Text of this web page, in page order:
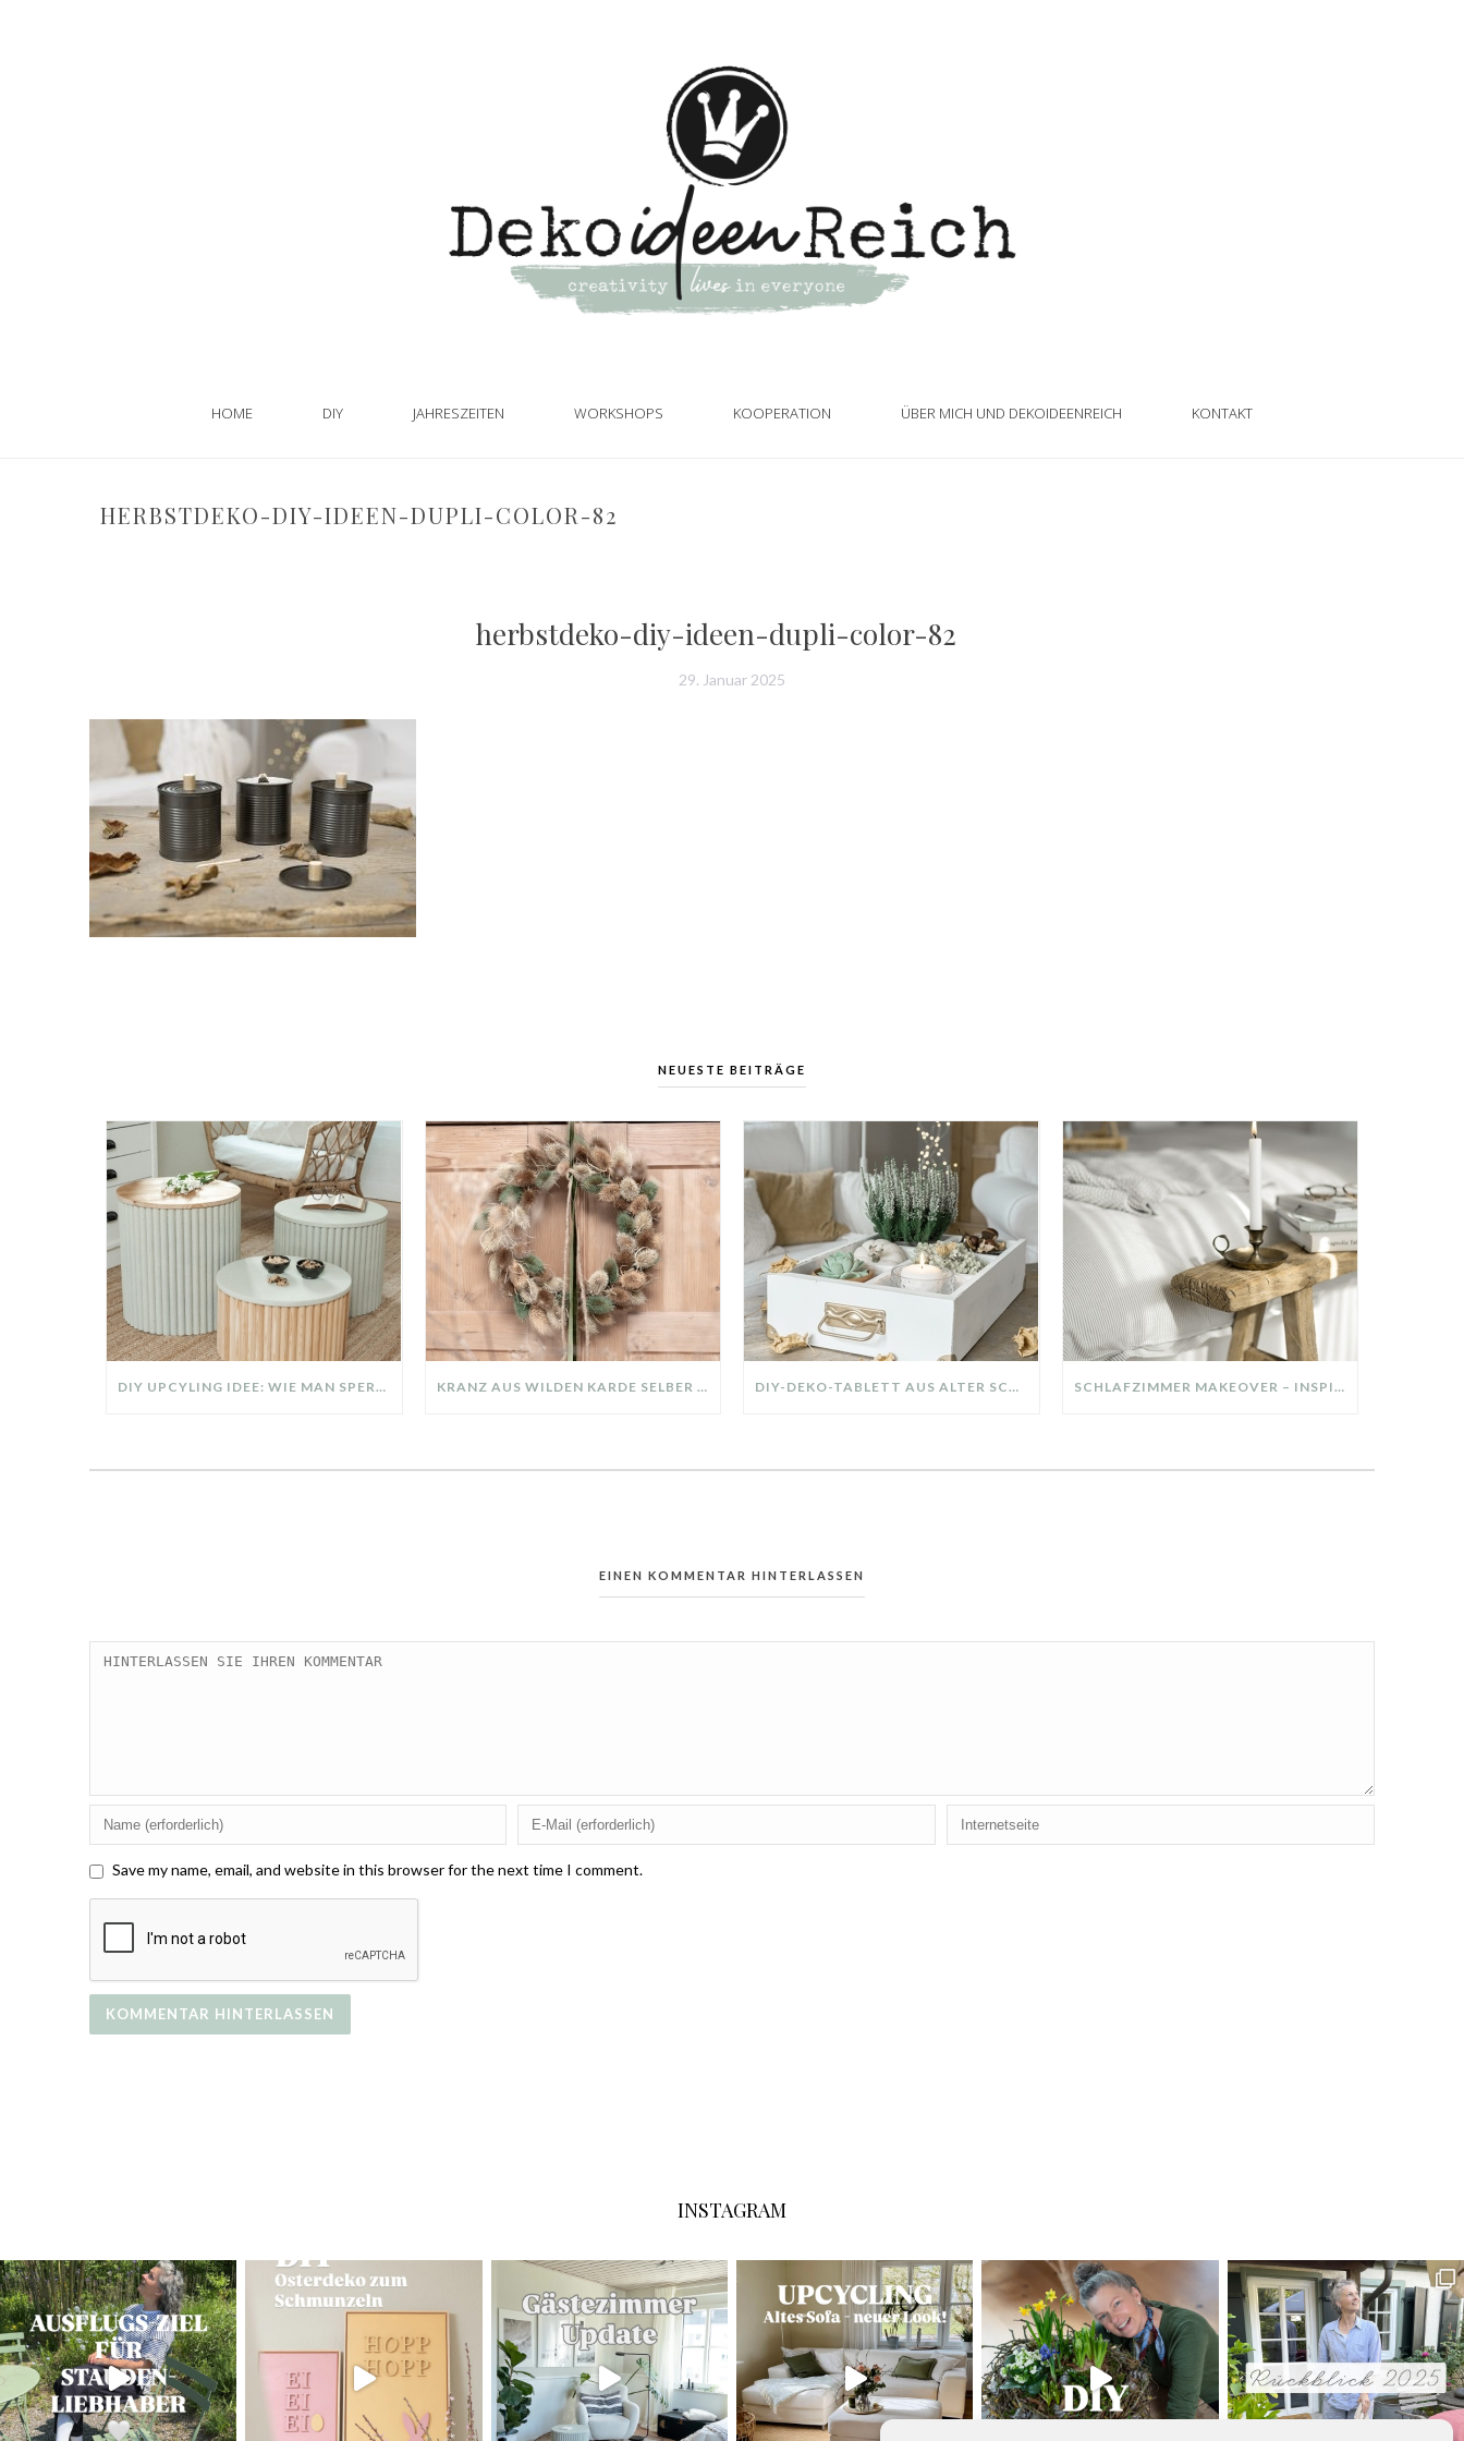
HOME DIY JAHRESZEITEN WORKSHOPS KOOPERATION ÜBER MICH UND DEKOIDEENREICH KONTAKT
HERBSTDEKO-DIY-IDEEN-DUPLI-COLOR-82
herbstdeko-diy-ideen-dupli-color-82
29. Januar 2025
NEUESTE BEITRÄGE
DIY UPCYLING IDEE: WIE MAN SPERRMÜLL IN EIN DESIGNER TEIL VERWANDELT KRANZ AUS WILDEN KARDE SELBER MACHEN: HERBSTDEKO GANZ EINFACH DIY-DEKO-TABLETT AUS ALTER SCHUBLADE – NACHHALTIGE HERBSTDEKO SELBER MACHEN! SCHLAFZIMMER MAKEOVER – INSPIRATION FÜR DEIN SCHLAFZIMMER: AUS ALT MACH NEU – HELL, GEMÜTLICH UND EINLADEND
EINEN KOMMENTAR HINTERLASSEN
Save my name, email, and website in this browser for the next time I comment.
INSTAGRAM